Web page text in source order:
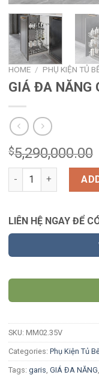
HOME / PHỤ KIỆN TỦ
GIÁ ĐA NĂNG
$5,290,000.00
GIÁ ĐA NĂNG GARIS
LIÊN HỆ NGAY ĐỂ
SKU: MM02.35V
Categories: Phụ Kiện Tủ
Tags: garis GIÁ ĐA NĂNG